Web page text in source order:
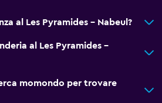
al Les Pyramides - Nabeul?
al Les Pyramides -
momondo per trovare